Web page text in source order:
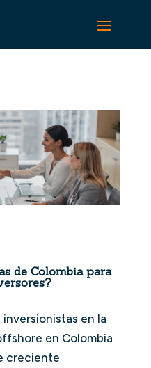
de Colombia para
en la
en Colombia
creciente